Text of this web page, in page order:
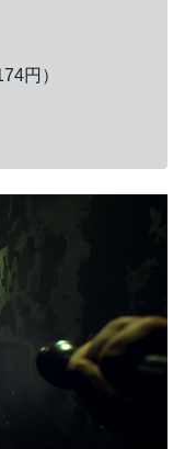
円）